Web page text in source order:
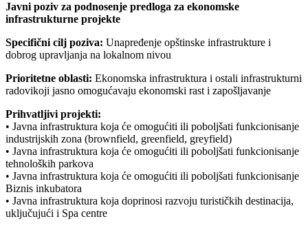
Javni poziv za podnosenje predloga za ekonomske
infrastrukturne projekte
Specifični cilj poziva: Unapređenje opštinske infrastrukture i
dobrog upravljanja na lokalnom nivou
Prioritetne oblasti: Ekonomska infrastruktura i ostali infrastrukturni
radovikoji jasno omogućavaju ekonomski rast i zapošljavanje
Prihvatljivi projekti:
• Javna infrastruktura koja će omogućiti ili poboljšati funkcionisanje
industrijskih zona (brownfield, greenfield, greyfield)
• Javna infrastruktura koja će omogućiti ili poboljšati funkcionisanje
tehnoloških parkova
• Javna infrastruktura koja će omogućiti ili poboljšati funkcionisanje
Biznis inkubatora
• Javna infrastruktura koja doprinosi razvoju turističkih destinacija,
uključujući i Spa centre